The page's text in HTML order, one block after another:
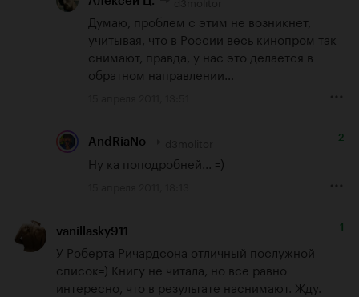
Думаю, проблем с этим не возникнет,
учитывая, что в России весь кинопром так
снимают, правда, у нас это делается в
обратном направлении…
AndRiaNo 2
Ну ка поподробней... =)
vanillasky911 1
У Роберта Ричардсона отличный послужной
список=) Книгу не читала, но всё равно
интересно, что в результате наснимают. Жду.